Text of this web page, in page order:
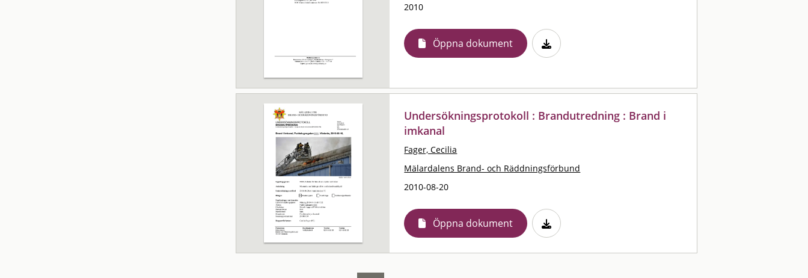
2010
Öppna dokument
Undersökningsprotokoll : Brandutredning : Brand i
imkanal
Fager, Cecilia
Mälardalens Brand- och Räddningsförbund
2010-08-20
Öppna dokument